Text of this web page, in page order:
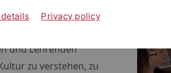
und wird
und Lehrenden
zu verstehen, zu
Privacy policy